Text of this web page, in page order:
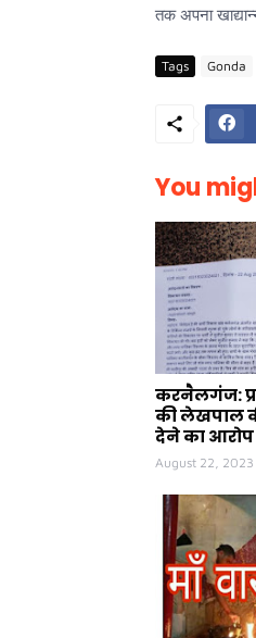
तक अपना
Tags Gonda
You
करनैलगंज:
की लेखपाल
देने का आरोप
August 22, 2023